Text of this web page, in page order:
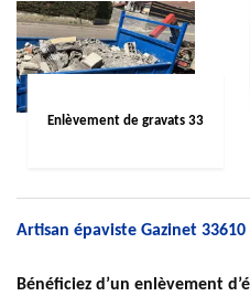
Enlèvement de gravats 33
Artisan épaviste Gazinet 33610
Bénéficiez d’un enlèvement